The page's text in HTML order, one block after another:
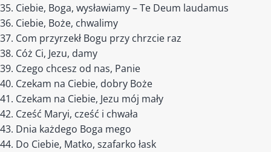
Ciebie, Boga, wysławiamy – Te Deum laudamus
Ciebie, Boże, chwalimy
Com przyrzekł Bogu przy chrzcie raz
Cóż Ci, Jezu, damy
Czego chcesz od nas, Panie
Czekam na Ciebie, dobry Boże
Czekam na Ciebie, Jezu mój mały
Cześć Maryi, cześć i chwała
Dnia każdego Boga mego
Do Ciebie, Matko, szafarko łask